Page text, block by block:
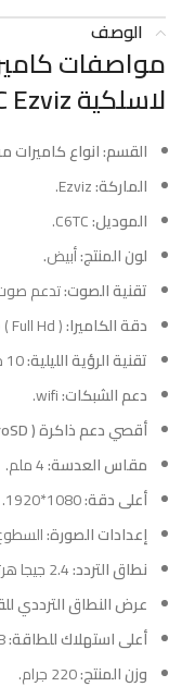
الوصف
مواصفات
لاسلكية C6TC Ezviz:
القسم:انواع كاميرات
الماركة:
الموديل:
لون المنتج:أبيض.
تقنية الصوت:تدعم صوت
دقة الكاميرا:( 1080p ( Full Hd.
تقنية الرؤية الليلية:10 متر.
دعم الشبكات:wifi.
أقصي دعم ذاكرة ( MicroSD ):
مقاس العدسة:4 ملم.
أعلى دقة:
إعدادات الصورة:
نطاق التردد:
عرض النطاق الترددي
أعلى استهلاك للطاقة:
وزن المنتج: